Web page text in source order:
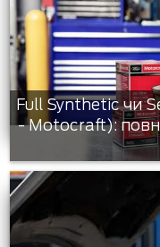
Full Synthetic чи
- Motocraft):